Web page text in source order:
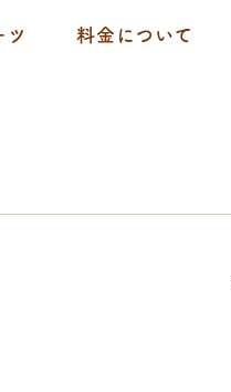
料金について